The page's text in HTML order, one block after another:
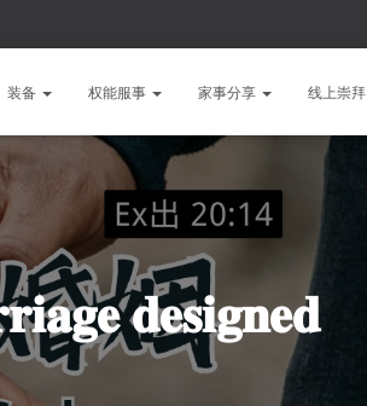
装备 权能服事 家事分享 线上崇拜
𝐝𝐞𝐬𝐢𝐠𝐧𝐞𝐝